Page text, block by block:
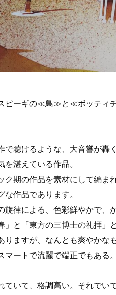
ピーギの≪鳥≫と≪ボッティ
で聴けるような、大音響が轟
湛えている作品。
期の作品を素材にして編ま
作品であります。
律による、色彩鮮やかで、
と「東方の三博士の礼拝」
りますが、なんとも爽やかな
ートで流麗で端正でもある
いて、格調高い。それでい